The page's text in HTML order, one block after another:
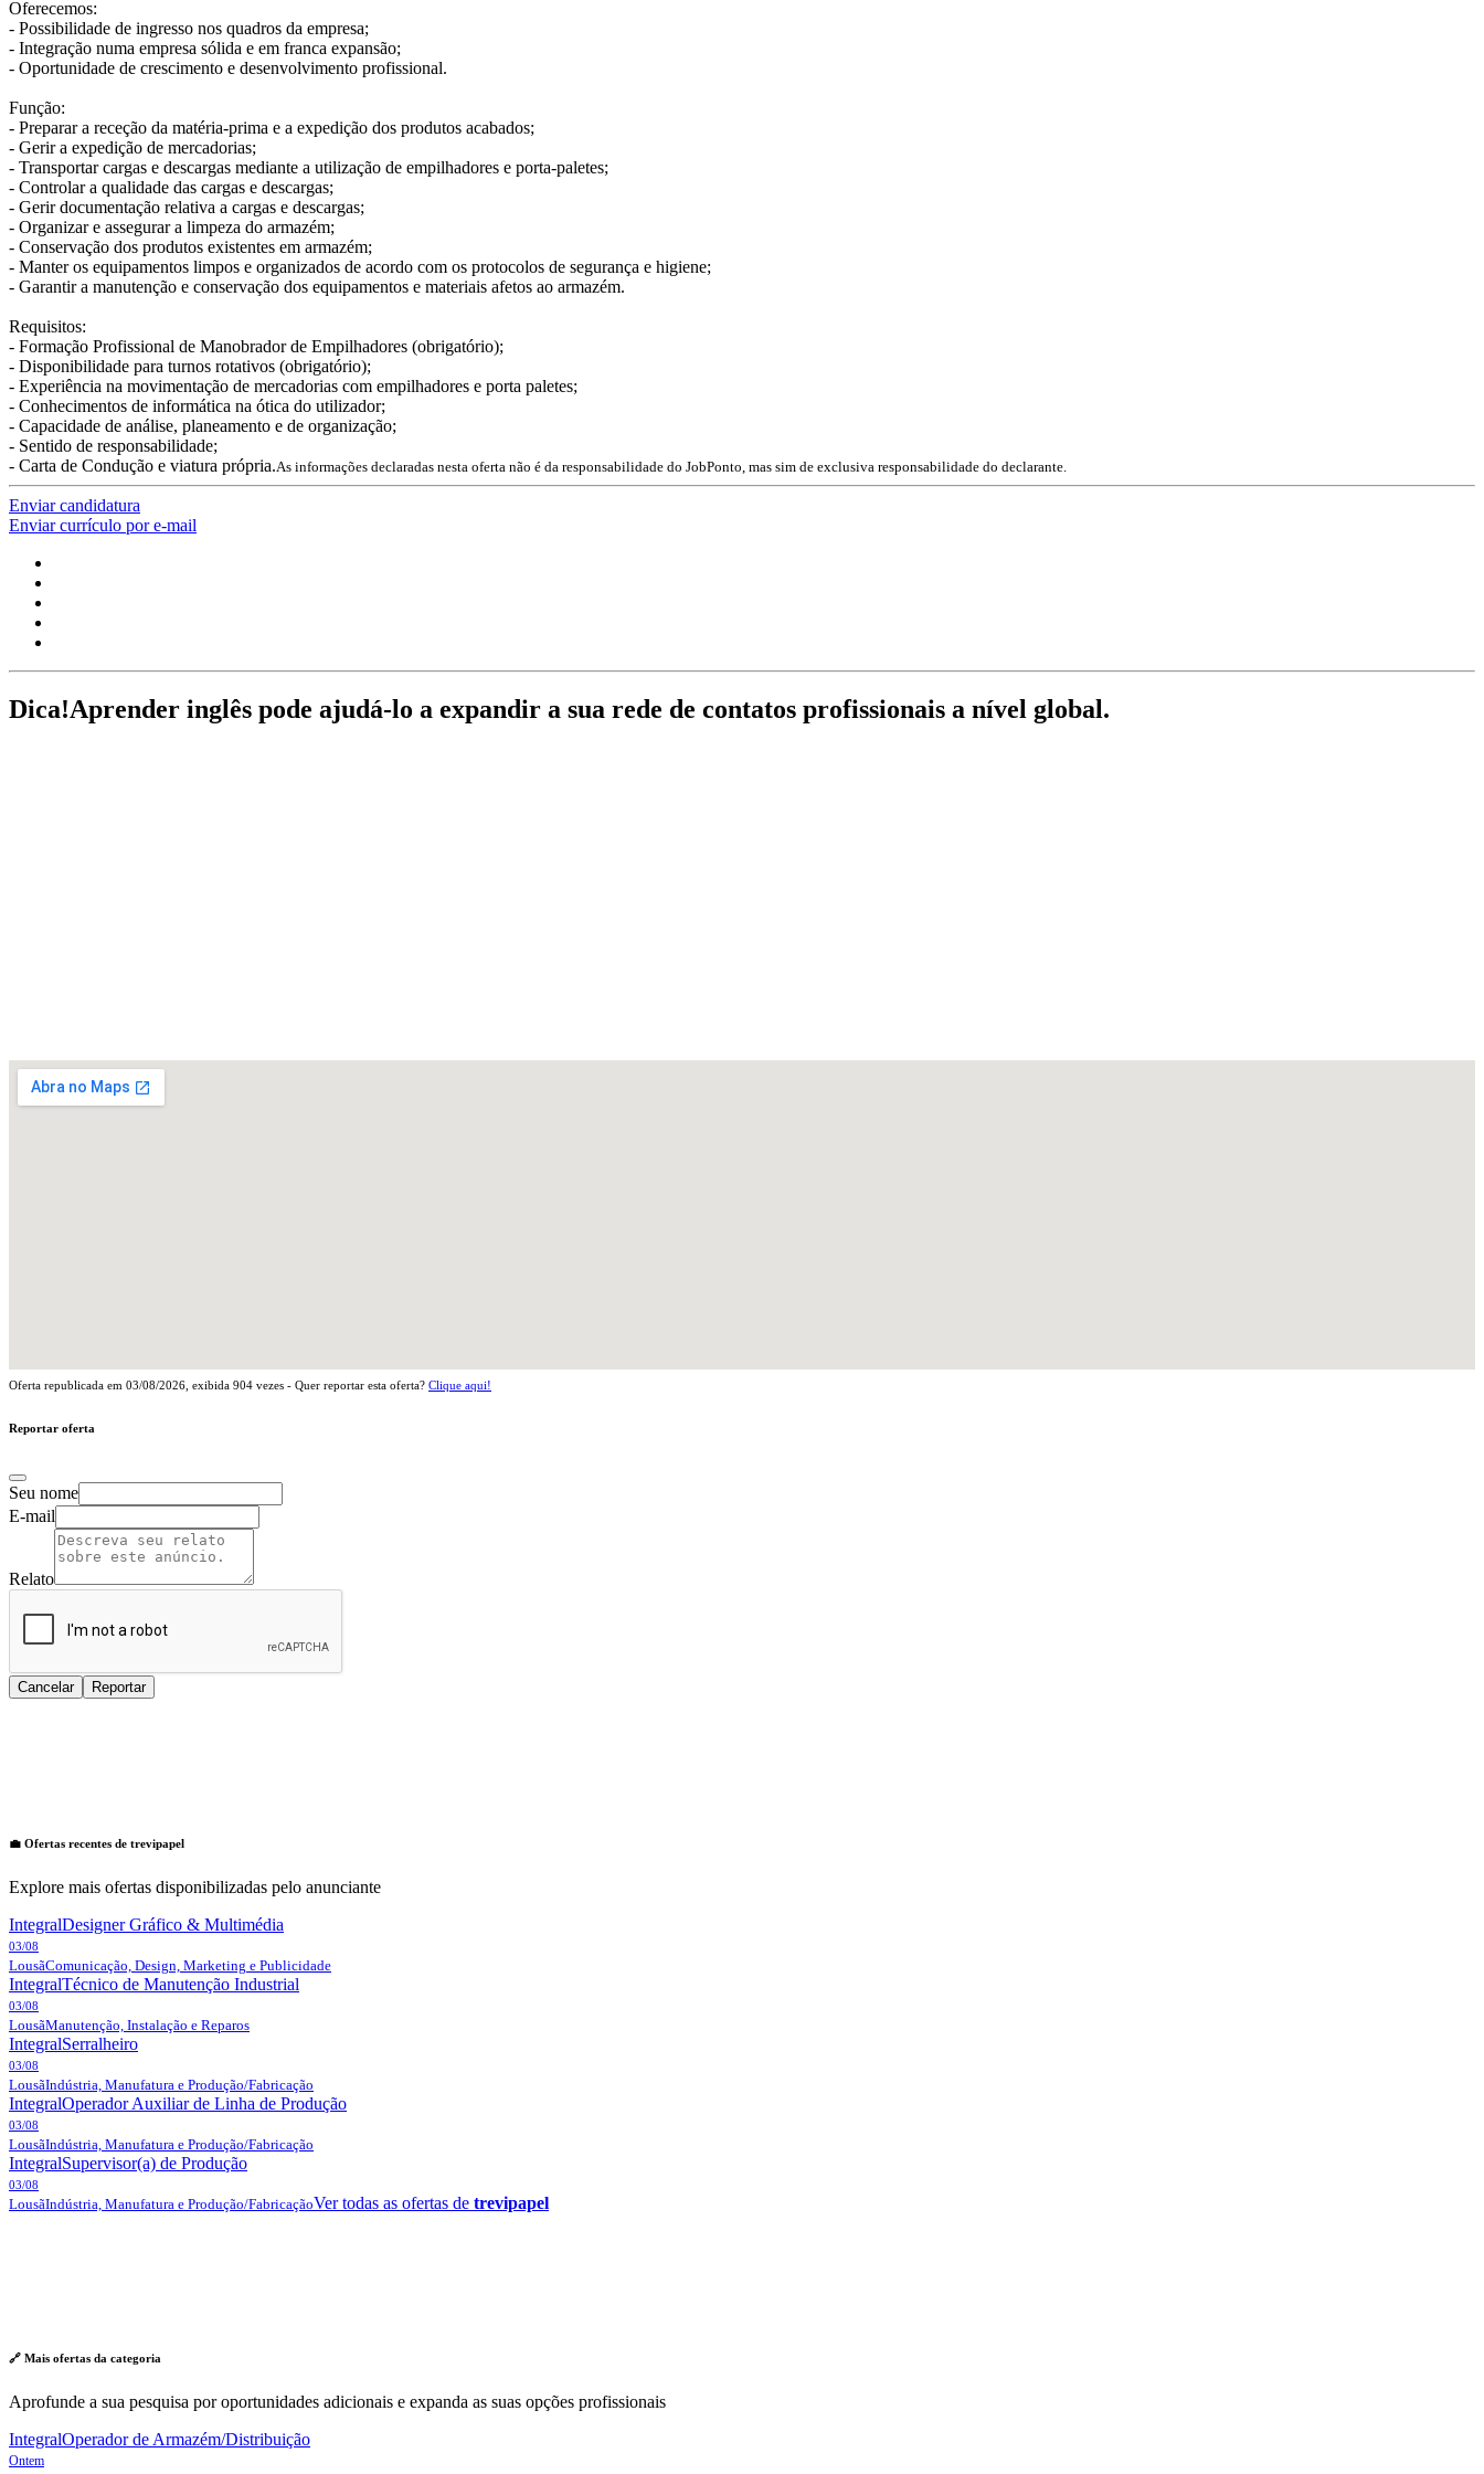
Oferecemos:
- Possibilidade de ingresso nos quadros da empresa;
- Integração numa empresa sólida e em franca expansão;
- Oportunidade de crescimento e desenvolvimento profissional.
Função:
- Preparar a receção da matéria-prima e a expedição dos produtos acabados;
- Gerir a expedição de mercadorias;
- Transportar cargas e descargas mediante a utilização de empilhadores e porta-paletes;
- Controlar a qualidade das cargas e descargas;
- Gerir documentação relativa a cargas e descargas;
- Organizar e assegurar a limpeza do armazém;
- Conservação dos produtos existentes em armazém;
- Manter os equipamentos limpos e organizados de acordo com os protocolos de segurança e higiene;
- Garantir a manutenção e conservação dos equipamentos e materiais afetos ao armazém.
Requisitos:
- Formação Profissional de Manobrador de Empilhadores (obrigatório);
- Disponibilidade para turnos rotativos (obrigatório);
- Experiência na movimentação de mercadorias com empilhadores e porta paletes;
- Conhecimentos de informática na ótica do utilizador;
- Capacidade de análise, planeamento e de organização;
- Sentido de responsabilidade;
- Carta de Condução e viatura própria.As informações declaradas nesta oferta não é da responsabilidade do JobPonto, mas sim de exclusiva responsabilidade do declarante.
Enviar candidatura
Enviar currículo por e-mail
Dica!Aprender inglês pode ajudá-lo a expandir a sua rede de contatos profissionais a nível global.
Oferta republicada em 03/08/2026 , exibida 904 vezes - Quer reportar esta oferta? Clique aqui!
Reportar oferta
Seu nome
E-mail
Relato
Cancelar Reportar
💼 Ofertas recentes de trevipapel
Explore mais ofertas disponibilizadas pelo anunciante
IntegralDesigner Gráfico & Multimédia
03/08
LousãComunicação, Design, Marketing e Publicidade
IntegralTécnico de Manutenção Industrial
03/08
LousãManutenção, Instalação e Reparos
IntegralSerralheiro
03/08
LousãIndústria, Manufatura e Produção/Fabricação
IntegralOperador Auxiliar de Linha de Produção
03/08
LousãIndústria, Manufatura e Produção/Fabricação
IntegralSupervisor(a) de Produção
03/08
LousãIndústria, Manufatura e Produção/FabricaçãoVer todas as ofertas de trevipapel
🔗 Mais ofertas da categoria
Aprofunde a sua pesquisa por oportunidades adicionais e expanda as suas opções profissionais
IntegralOperador de Armazém/Distribuição
Ontem